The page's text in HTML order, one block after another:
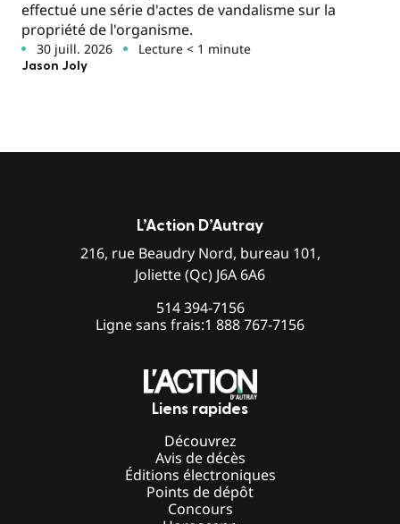
effectué une série d'actes de vandalisme sur la
propriété de l'organisme.
30 juill. 2026 Lecture < 1 minute
Jason Joly
L’Action D’Autray
216, rue Beaudry Nord, bureau 101,
Joliette (Qc) J6A 6A6
514 394-7156
Ligne sans frais:1 888 767-7156
Liens rapides
Découvrez
Avis de décès
Éditions électroniques
Points de dépôt
Concours